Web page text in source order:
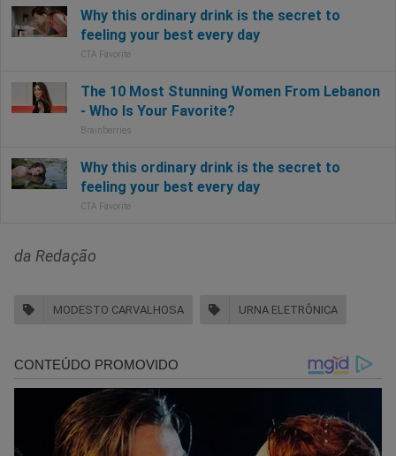
da Redação
MODESTO CARVALHOSA URNA ELETRÔNICA